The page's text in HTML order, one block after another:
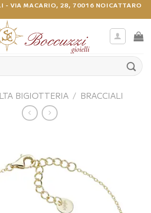
- VIA MACARIO, 28, 70016 NOICATTARO
BIGIOTTERIA / BRACCIALI